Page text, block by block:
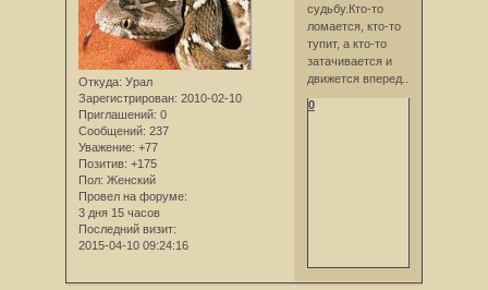
Откуда: Урал
Зарегистрирован: 2010-02-10
Приглашений: 0
Сообщений: 237
Уважение: +77
Позитив: +175
Пол: Женский
Провел на форуме:
3 дня 15 часов
Последний визит:
2015-04-10 09:24:16
судьбу.Кто-то
ломается, кто-то
тупит, а кто-то
затачивается и
движется вперед..
0